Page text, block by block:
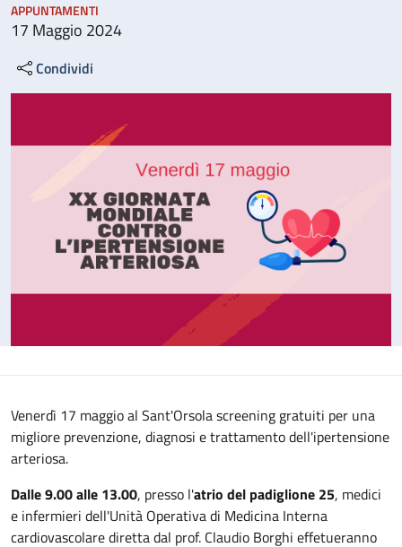
APPUNTAMENTI
17 Maggio 2024
Condividi
Venerdì 17 maggio al Sant'Orsola screening gratuiti per una
migliore prevenzione, diagnosi e trattamento dell'ipertensione
arteriosa.
Dalle 9.00 alle 13.00, presso l'atrio del padiglione 25, medici
e infermieri dell'Unità Operativa di Medicina Interna
cardiovascolare diretta dal prof. Claudio Borghi effetueranno